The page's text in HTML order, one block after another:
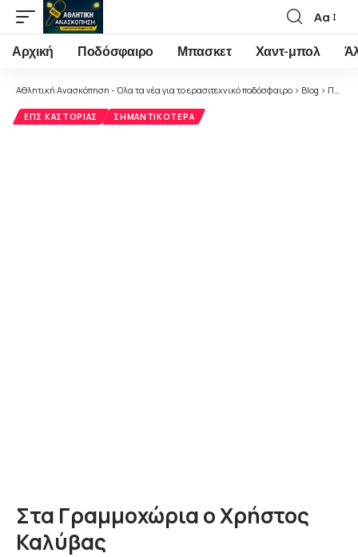
Font
Resizer
Αα
Αρχική Ποδόσφαιρο Μπασκετ Χαντ-μπολ
Αθλητική Ανασκόπηση - Όλα τα νέα για το ερασιτεχνικό ποδόσφαιρο > Blog > Ποδόσφαιρο
ΕΠΣ ΚΑΣΤΟΡΙΆΣ ΣΗΜΑΝΤΙΚΌΤΕΡΑ
Στα Γραμμοχώρια ο Χρήστος
Καλύβας